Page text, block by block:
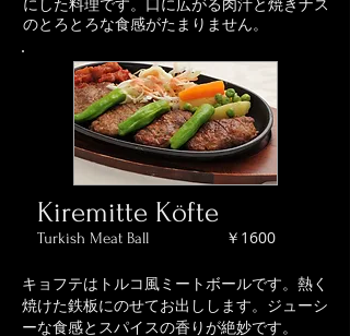
のとろとろな食感がたまりません。
Kiremitte Köfte
Turkish Meat Ball ￥1600
キョフテはトルコ風ミートボールです。熱く
焼けた鉄板にのせてお出しします。ジューシ
ーな食感とスパイスの香りが絶妙です。